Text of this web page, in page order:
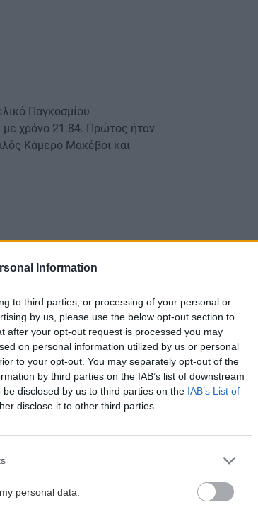
Information
to third parties, or processing of your personal or
by us, please use the below opt-out section to
after your opt-out request is processed you may
on personal information utilized by us or personal
to your opt-out. You may separately opt-out of the
by third parties on the IAB’s list of downstream
disclosed by us to third parties on the IAB’s List of
disclose it to other third parties.
personal data.
Παγκοσμίου
χρόνο 21.84. Πρώτος ήταν
Κάμερο Μακέβοι και